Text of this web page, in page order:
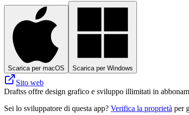
Scarica per macOS Scarica per Windows
Sito web
Draftss offre design grafico e sviluppo illimitati in
Sei lo sviluppatore di questa app? Verifica la proprietà per